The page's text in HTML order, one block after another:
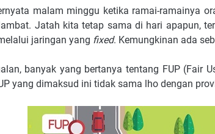
malam minggu ketika ramai-ramainya
Jatah kita tetap sama di hari apapun,
jaringan yang fixed. Kemungkinan ada
banyak yang bertanya tentang FUP (Fair
yang dimaksud ini tidak sama lho dengan